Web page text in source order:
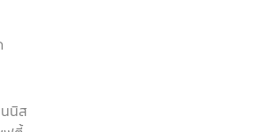
นิส